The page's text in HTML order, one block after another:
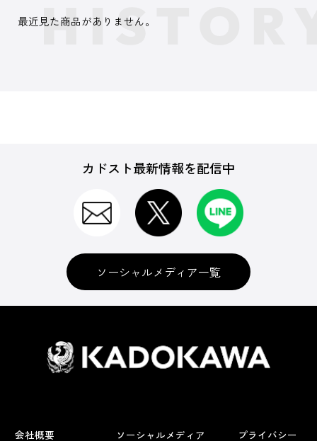
最近見た商品がありません。
カドスト最新情報を配信中
ソーシャルメディア一覧
会社概要 ソーシャルメディア プライバシー